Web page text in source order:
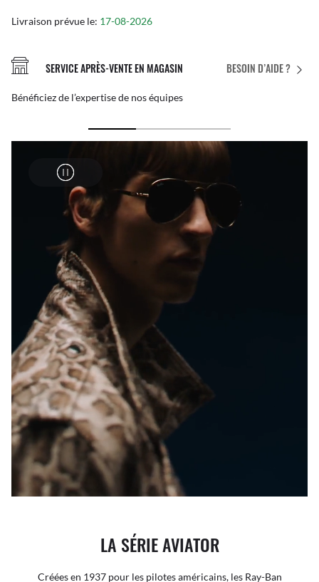
Livraison prévue le: 17-08-2026
BESOIN D’AIDE ?
SERVICE APRÈS-VENTE EN MAGASIN
Bénéficiez de l’expertise de nos équipes
LA SÉRIE AVIATOR
Créées en 1937 pour les pilotes américains, les Ray-Ban